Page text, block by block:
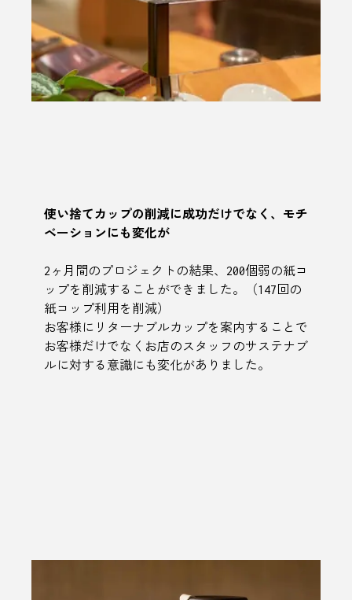
使い捨てカップの削減に成功だけでなく、モチ
ベーションにも変化が
2ヶ月間のプロジェクトの結果、200個弱の紙コ
ップを削減することができました。（147回の
紙コップ利用を削減）
お客様にリターナブルカップを案内することで
お客様だけでなくお店のスタッフのサステナブ
ルに対する意識にも変化がありました。